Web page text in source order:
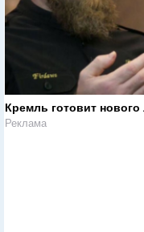
Кремль готовит
Реклама